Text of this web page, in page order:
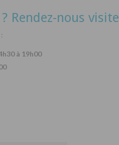
Rendez-nous visite
à 19h00